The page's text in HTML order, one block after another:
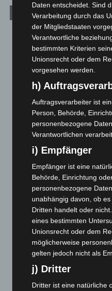
Aktuelle Beiträge
Region Hannover: 21 neue
Roten Kreuz
5. August 2026
Mann läuft mit
Zeugen
Celle: Mensch stirbt bei
5. August 2026
Gasleitung bei McDonald’s-
beschädigt
5. August 2026
Anklage nach Abschaltung
3. August 2026
Hannover: Polizei stoppt 166
Großkontrolle
2. August 2026
Maschpark
2. August 2026
Daten entscheidet. Sind
Verarbeitung durch das
der Mitgliedstaaten
Verantwortliche
bestimmten Kriterien
Unionsrecht oder dem
vorgesehen werden.
h)
Auftragsverarbeiter ist
Person, Behörde,
personenbezogene
Verantwortlichen
i) Empfänger
Empfänger ist eine
Behörde, Einrichtung
personenbezogene
unabhängig davon, ob
Dritten handelt oder
eines bestimmten
Unionsrecht oder dem
möglicherweise
gelten jedoch nicht als
j) Dritter
Dritter ist eine natürliche